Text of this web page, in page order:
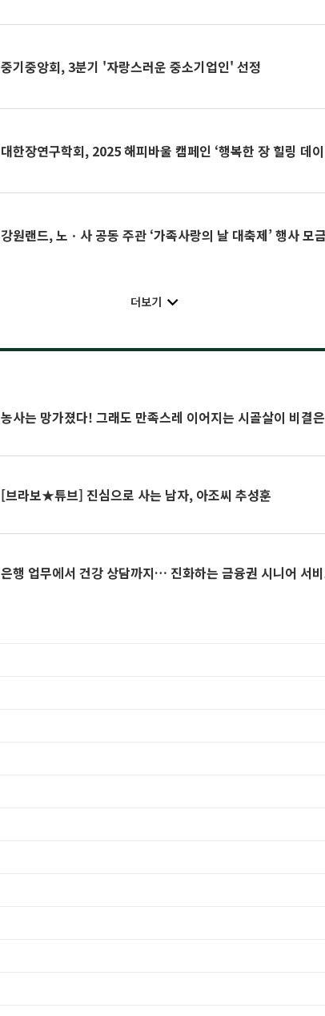
중기중앙회, 3분기 '자랑스러운 중소기업인' 선정
대한장연구학회, 2025 해피바울 캠페인 ‘행복한 장 힐링 데
강원랜드, 노ㆍ사 공동 주관 ‘가족사랑의 날 대축제’ 행사 모
더보기
농사는 망가졌다! 그래도 만족스레 이어지는 시골살이 비결
[브라보★튜브] 진심으로 사는 남자, 아조씨 추성훈
은행 업무에서 건강 상담까지… 진화하는 금융권 시니어 서